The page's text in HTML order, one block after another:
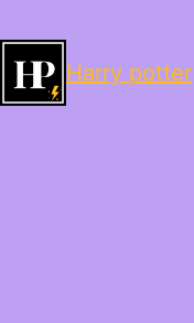
Harry potter